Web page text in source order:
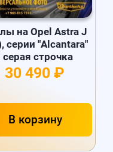
на Opel Astra J
серии "Alcantara"
серая строчка
30 490 ₽
В корзину